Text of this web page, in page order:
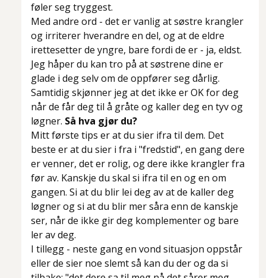
føler seg tryggest.
Med andre ord - det er vanlig at søstre krangler
og irriterer hverandre en del, og at de eldre
irettesetter de yngre, bare fordi de er - ja, eldst.
Jeg håper du kan tro på at søstrene dine er
glade i deg selv om de oppfører seg dårlig.
Samtidig skjønner jeg at det ikke er OK for deg
når de får deg til å gråte og kaller deg en tyv og
løgner. Så hva gjør du?
Mitt første tips er at du sier ifra til dem. Det
beste er at du sier i fra i "fredstid", en gang dere
er venner, det er rolig, og dere ikke krangler fra
før av. Kanskje du skal si ifra til en og en om
gangen. Si at du blir lei deg av at de kaller deg
løgner og si at du blir mer såra enn de kanskje
ser, når de ikke gir deg komplementer og bare
ler av deg.
I tillegg - neste gang en vond situasjon oppstår
eller de sier noe slemt så kan du der og da si